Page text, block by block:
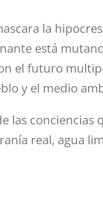
la
está
el futuro
y el medio
las
real, agua